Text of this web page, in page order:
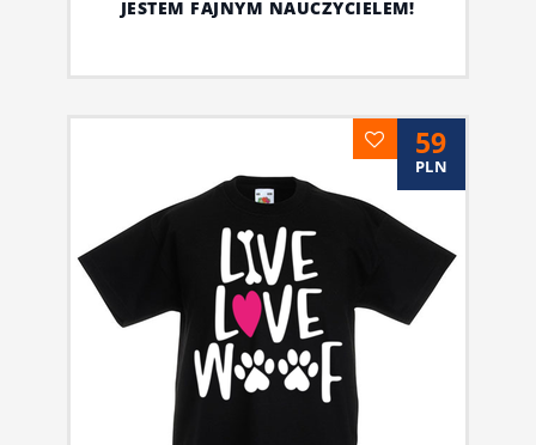
JESTEM FAJNYM NAUCZYCIELEM!
59
PLN